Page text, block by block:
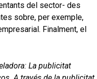
del sector- des
sobre, per exemple,
Finalment, el
La publicitat